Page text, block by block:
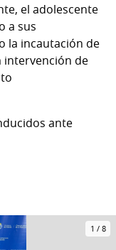
el adolescente
a sus
la incautación de
intervención de
ante
1 / 8